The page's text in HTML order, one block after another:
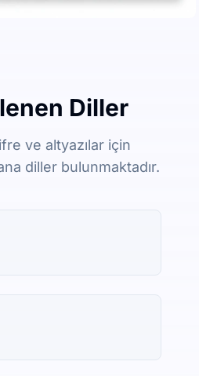
Diller
ve altyazılar için
diller bulunmaktadır.